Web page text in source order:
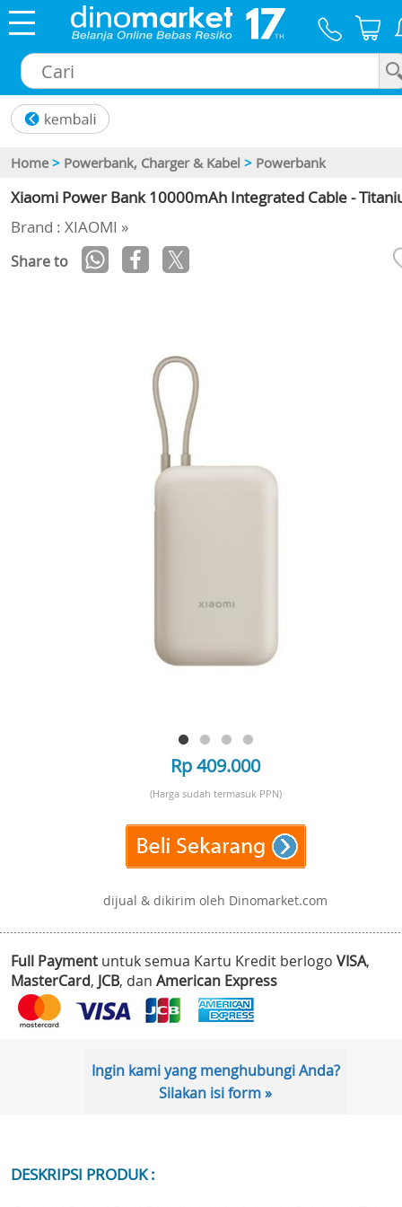
Home > Powerbank, Charger & Kabel > Powerbank
Xiaomi Power Bank 10000mAh Integrated Cable -
Brand : XIAOMI »
Share to
Rp 409.000
(Harga sudah termasuk PPN)
dijual & dikirim oleh Dinomarket.com
Full Payment untuk semua Kartu Kredit berlogo VISA,
MasterCard, JCB, dan American Express
Ingin kami yang menghubungi Anda?
Silakan isi form »
DESKRIPSI PRODUK :